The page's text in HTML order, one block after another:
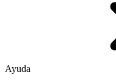
Ayuda